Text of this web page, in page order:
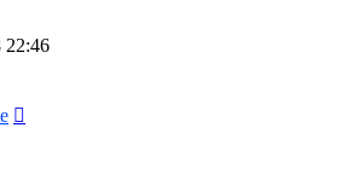
22:46